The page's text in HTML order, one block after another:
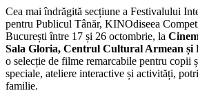
Cea mai îndrăgită secțiune a Festivalului
pentru Publicul Tânăr, KINOdiseea
București între 17 și 26 octombrie, la
Sala Gloria, Centrul Cultural Armean și
o selecție de filme remarcabile pentru copii
speciale, ateliere interactive și activități,
familie.